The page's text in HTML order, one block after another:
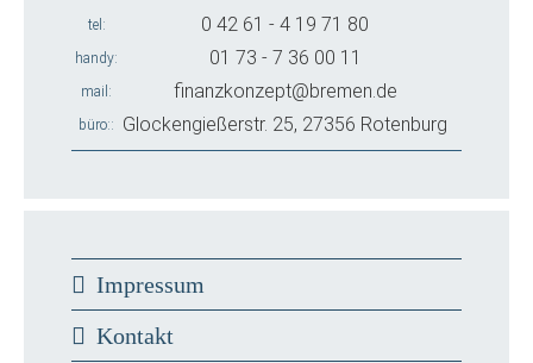
tel 0 42 61 - 4 19 71 80
handy 01 73 - 7 36 00 11
mail finanzkonzept@bremen.de
büro: Glockengießerstr. 25, 27356 Rotenburg
Impressum
Kontakt